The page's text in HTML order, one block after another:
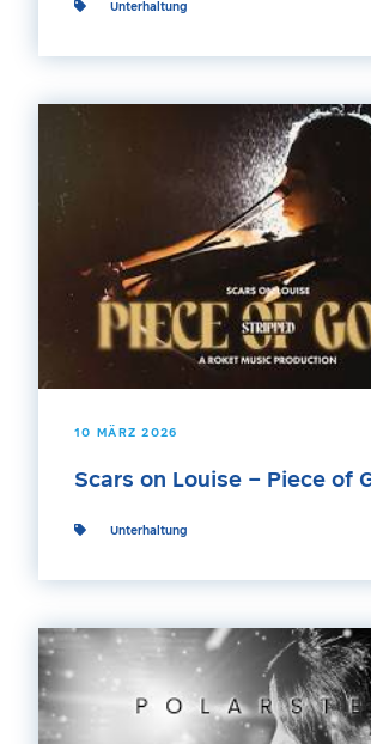
Unterhaltung
10 MÄRZ 2026
Scars on Louise – Piece of
Unterhaltung